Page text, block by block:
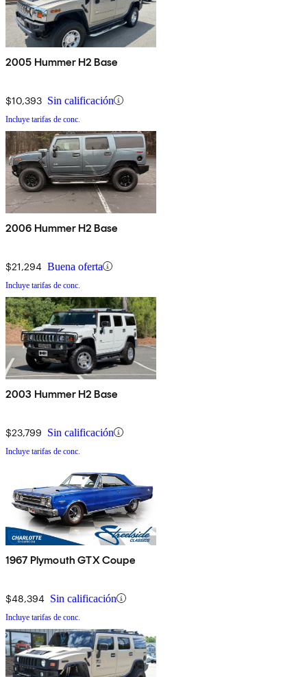
2005 Hummer H2 Base
$10,393 Sin calificación
Incluye tarifas de conc.
2006 Hummer H2 Base
$21,294 Buena oferta
Incluye tarifas de conc.
2003 Hummer H2 Base
$23,799 Sin calificación
Incluye tarifas de conc.
1967 Plymouth GTX Coupe
$48,394 Sin calificación
Incluye tarifas de conc.